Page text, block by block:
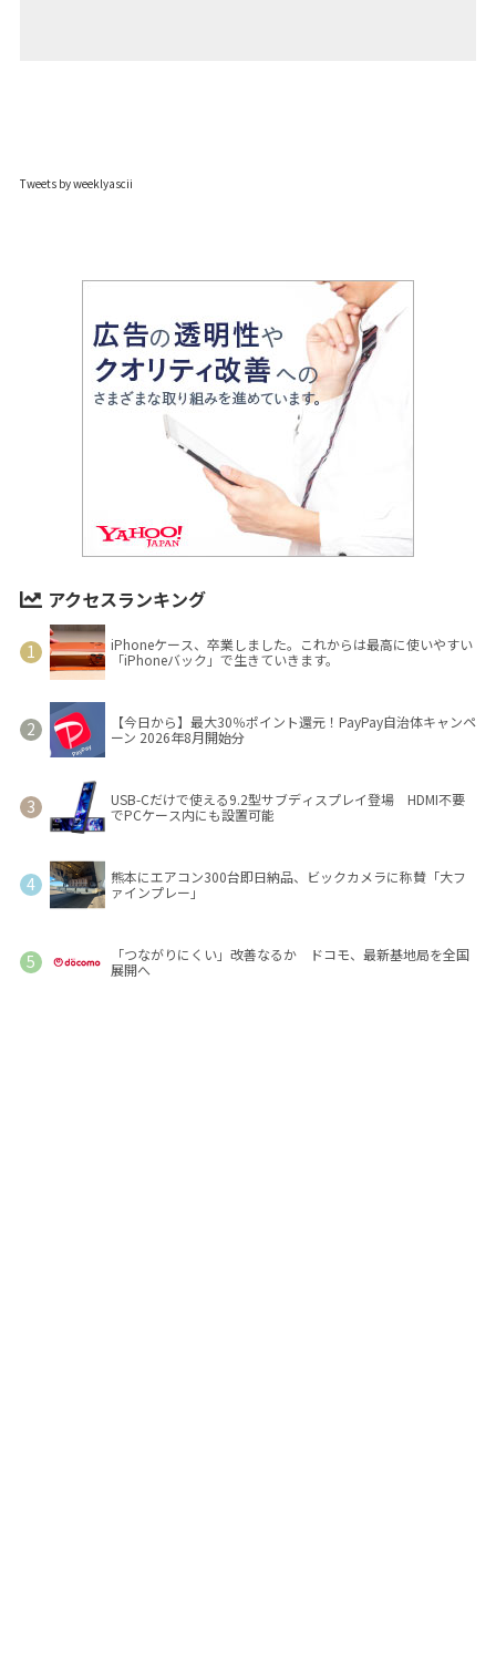
Tweets by weeklyascii
アクセスランキング
iPhoneケース、卒業しました。これからは最高に使いやすい
「iPhoneバック」で生きていきます。
【今日から】最大30％ポイント還元！PayPay自治体キャンペ
ーン 2026年8月開始分
USB-Cだけで使える9.2型サブディスプレイ登場 HDMI不要
でPCケース内にも設置可能
熊本にエアコン300台即日納品、ビックカメラに称賛「大フ
ァインプレー」
「つながりにくい」改善なるか ドコモ、最新基地局を全国
展開へ